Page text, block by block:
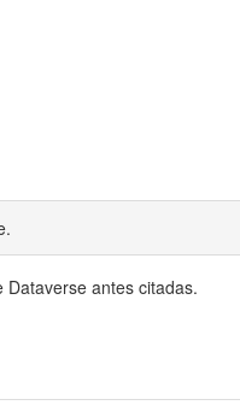
antes citadas.